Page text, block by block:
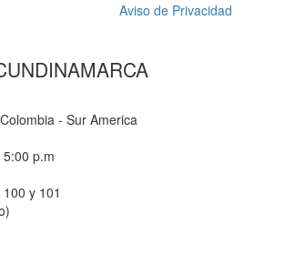
Aviso de Privacidad
- Sur America
p.m
y 101